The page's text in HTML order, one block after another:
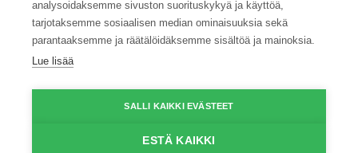
Twitter FacebookYouTubeInstagramLinkedIn
© 2026 ProAgria. Kaikki oikeudet pidätetään.
analysoidaksemme sivuston suorituskykyä ja käyttöä,
tarjotaksemme sosiaalisen median ominaisuuksia sekä
parantaaksemme ja räätälöidäksemme sisältöä ja mainoksia.
Lue lisää
SALLI KAIKKI EVÄSTEET
ESTÄ KAIKKI